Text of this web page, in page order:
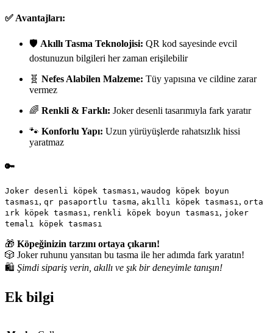
✅ Avantajları:
🛡️ Akıllı Tasma Teknolojisi: QR kod sayesinde evcil
dostunuzun bilgileri her zaman erişilebilir
🧬 Nefes Alabilen Malzeme: Tüy yapısına ve cildine zarar
vermez
🌈 Renkli & Farklı: Joker desenli tasarımıyla fark yaratır
🐾 Konforlu Yapı: Uzun yürüyüşlerde rahatsızlık hissi
yaratmaz
🔑
Joker desenli köpek tasması , waudog köpek boyun
tasması , qr pasaportlu tasma, akıllı köpek tasması , orta
ırk köpek tasması , renkli köpek boyun tasması , joker
temalı köpek tasması
🎁 Köpeğinizin tarzını ortaya çıkarın!
🎲 Joker ruhunu yansıtan bu tasma ile her adımda fark yaratın!
🛍️ Şimdi sipariş verin, akıllı ve şık bir deneyimle tanışın!
Ek bilgi